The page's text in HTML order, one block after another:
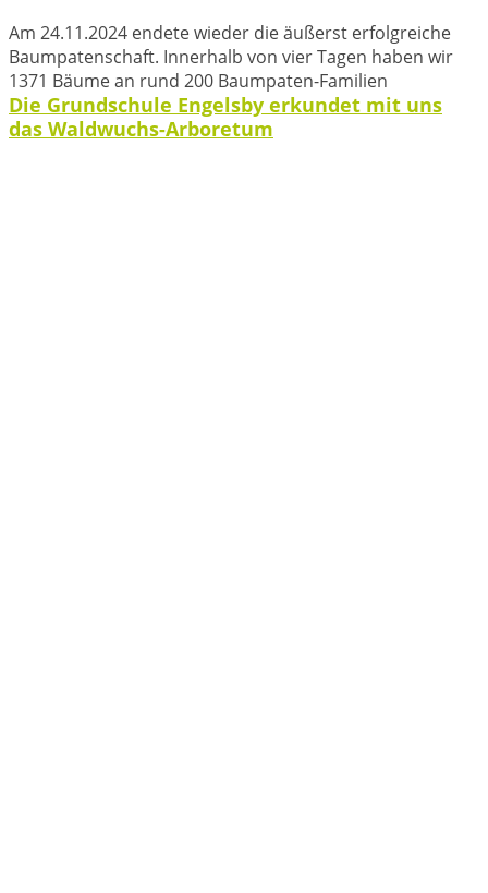
Am 24.11.2024 endete wieder die äußerst erfolgreiche
Baumpatenschaft. Innerhalb von vier Tagen haben wir
1371 Bäume an rund 200 Baumpaten-Familien
Die Grundschule Engelsby erkundet mit uns
das Waldwuchs-Arboretum